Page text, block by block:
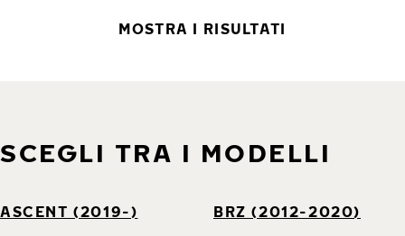
MOSTRA I RISULTATI
SCEGLI TRA I MODELLI
ASCENT (2019-) BRZ (2012-2020)